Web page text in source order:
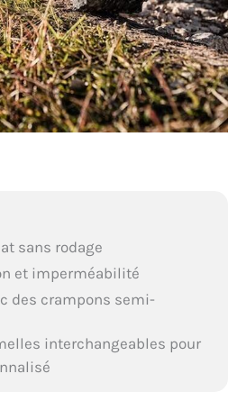
sans rodage
et imperméabilité
des crampons semi-
interchangeables pour